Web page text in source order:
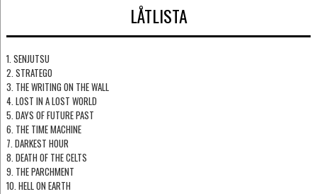
LÅTLISTA
1. SENJUTSU
2. STRATEGO
3. THE WRITING ON THE WALL
4. LOST IN A LOST WORLD
5. DAYS OF FUTURE PAST
6. THE TIME MACHINE
7. DARKEST HOUR
8. DEATH OF THE CELTS
9. THE PARCHMENT
10. HELL ON EARTH